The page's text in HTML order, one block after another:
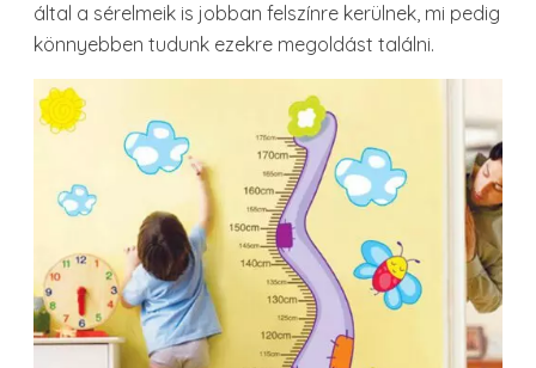
által a sérelmeik is jobban felszínre kerülnek, mi pedig
könnyebben tudunk ezekre megoldást találni.